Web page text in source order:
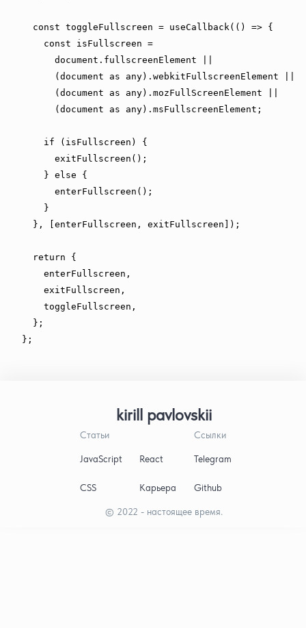
const toggleFullscreen = useCallback( ( ) => {
const isFullscreen =
document . fullscreenElement
( document as any) . webkitFullscreenElement
( document as any) . mozFullScreenElement
( document as any) . msFullscreenElement ;
if ( isFullscreen )
{
exitFullscreen ( ) ;
} else
{
enterFullscreen ( ) ;
}
} , enterFullscreen , exitFullscreen ) ;
return
{
    enterFullscreen
,
    exitFullscreen
,
    toggleFullscreen
,
} ;
} ;
kirill pavlovskii
Статьи
JavaScript React
CSS Карьера
Ссылки
Telegram
Github
© 2022 - настоящее время.